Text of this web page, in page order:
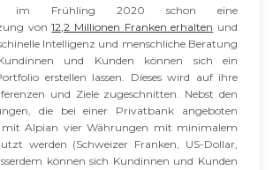
im Frühling 2020 schon eine
von12,2 Millionen Franken erhalten und
Intelligenz und menschliche Beratung
und Kunden können sich ein
erstellen lassen. Dieses wird auf ihre
und Ziele zugeschnitten. Nebst den
die bei einer Privatbank angeboten
mit Alpian vier Währungen mit minimalem
werden (Schweizer Franken, US-Dollar,
können sich Kundinnen und Kunden